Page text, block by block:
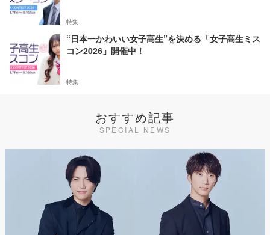
特集
“日本一かわいい女子高生”を決める「女子高生ミス
コン2026」開催中！
特集
おすすめ記事
SPECIAL NEWS